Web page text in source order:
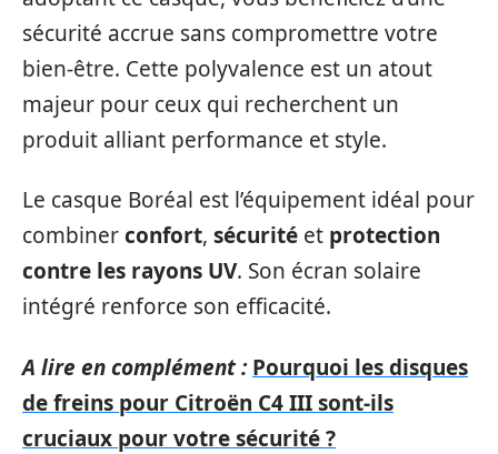
sécurité accrue sans compromettre votre
bien-être. Cette polyvalence est un atout
majeur pour ceux qui recherchent un
produit alliant performance et style.
Le casque Boréal est l’équipement idéal pour
combinerconfort, sécurité et protection
contre les rayons UV. Son écran solaire
intégré renforce son efficacité.
A lire en complément : Pourquoi les disques
de freins pour Citroën C4 III sont-ils
cruciaux pour votre sécurité ?